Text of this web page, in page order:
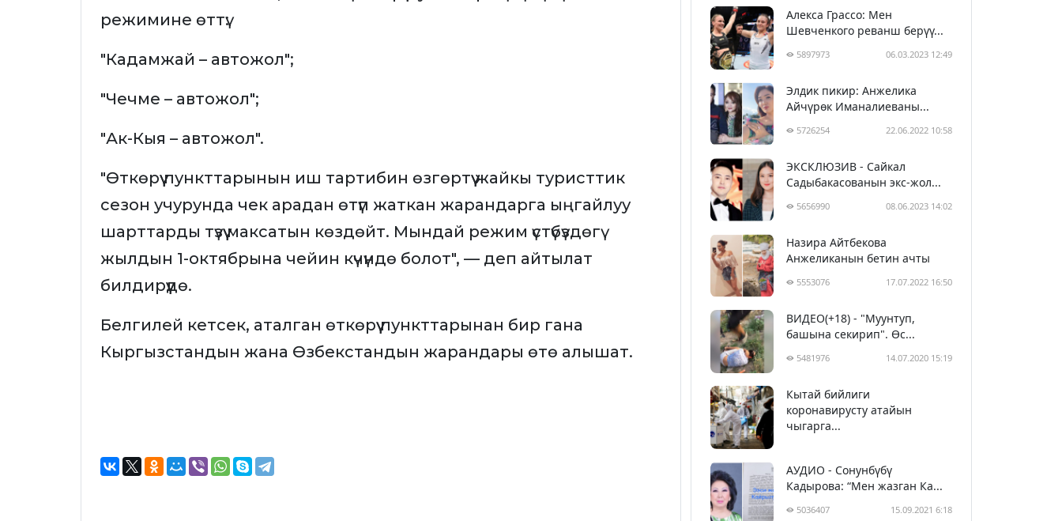
режимине өттү:
"Кадамжай – автожол";
"Чечме – автожол";
"Ак-Кыя – автожол".
"Өткөрүү пункттарынын иш тартибин өзгөртүү жайкы туристтик
сезон учурунда чек арадан өтүп жаткан жарандарга ыңгайлуу
шарттарды түзүү максатын көздөйт. Мындай режим үстүбүздөгү
жылдын 1-октябрына чейин күчүндө болот", — деп айтылат
билдирүүдө.
Белгилей кетсек, аталган өткөрүү пункттарынан бир гана
Кыргызстандын жана Өзбекстандын жарандары өтө алышат.
Алекса Грассо: Мен
Шевченкого реванш берүү...
5897973 06.03.2023 12:49
Элдик пикир: Анжелика
Айчүрөк Иманалиеваны...
5726254 22.06.2022 10:58
ЭКСКЛЮЗИВ - Сайкал
Садыбакасованын экс-жол...
5656990 08.06.2023 14:02
Назира Айтбекова
Анжеликанын бетин ачты
5553076 17.07.2022 16:50
ВИДЕО(+18) - "Муунтуп,
башына секирип". Өс...
5481976 14.07.2020 15:19
Кытай бийлиги
коронавирусту атайын
чыгарга...
АУДИО - Сонунбүбү
Кадырова: “Мен жазган Ка...
5036407 15.09.2021 6:18